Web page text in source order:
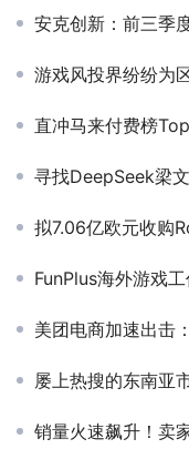
安克创新：前三季
游戏风投界纷纷为
直冲马来付费榜Top1
寻找DeepSeek梁
拟7.06亿欧元收购
FunPlus海外游戏工作
美团电商加速出击：新
屡上热搜的东南亚
销量火速飙升！卖